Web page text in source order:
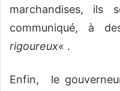
marchandises,
communiqué, à
rigoureux« .
Enfin, le